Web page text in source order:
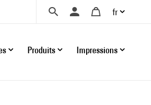
fr
Produits Impressions